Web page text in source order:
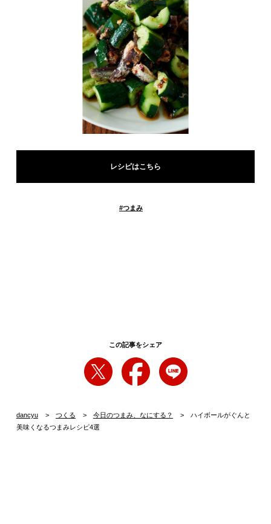
レシピはこちら
#つまみ
この記事をシェア
dancyu つくる 今日のつまみ、なにする？
ハイボールがぐんと
美味くなるつまみレシピ4選